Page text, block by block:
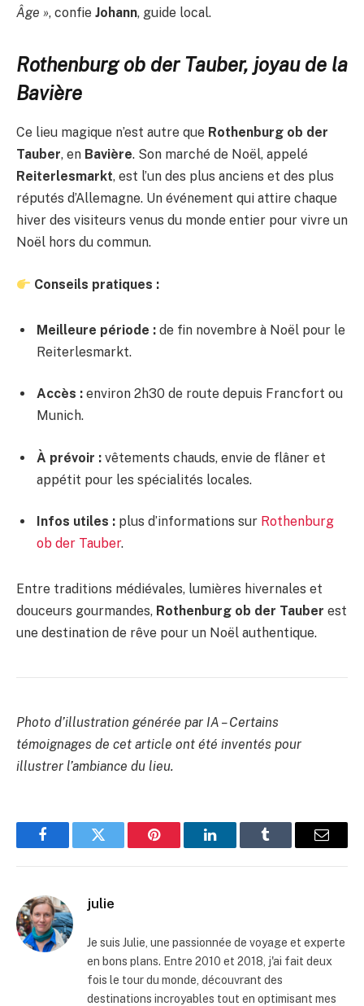
Âge », confie Johann, guide local.
Rothenburg ob der Tauber, joyau de la
Bavière
Ce lieu magique n’est autre que Rothenburg ob der
Tauber, en Bavière. Son marché de Noël, appelé
Reiterlesmarkt, est l’un des plus anciens et des plus
réputés d’Allemagne. Un événement qui attire chaque
hiver des visiteurs venus du monde entier pour vivre un
Noël hors du commun.
Conseils pratiques :
Meilleure période : de fin novembre à Noël pour le
Reiterlesmarkt.
Accès : environ 2h30 de route depuis Francfort ou
Munich.
À prévoir : vêtements chauds, envie de flâner et
appétit pour les spécialités locales.
Infos utiles : plus d’informations sur Rothenburg
ob der Tauber.
Entre traditions médiévales, lumières hivernales et
douceurs gourmandes, Rothenburg ob der Tauber est
une destination de rêve pour un Noël authentique.
Photo d’illustration générée par IA – Certains
témoignages de cet article ont été inventés pour
illustrer l’ambiance du lieu.
FacebookTwitter Pinterest LinkedInTumblr Email
julie
Je suis Julie, une passionnée de voyage et experte
en bons plans. Entre 2010 et 2018, j'ai fait deux
fois le tour du monde, découvrant des
destinations incroyables tout en optimisant mes